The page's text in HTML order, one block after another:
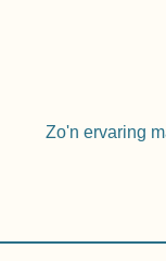
Zo'n ervaring